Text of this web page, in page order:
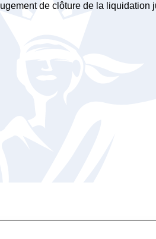
de clôture de la liquidation